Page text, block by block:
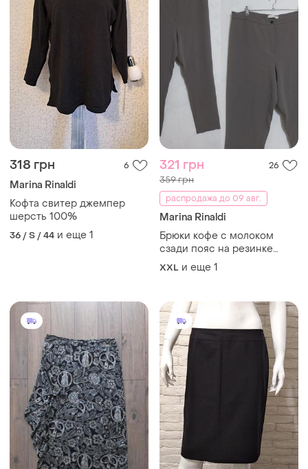
318 грн 6
Marina Rinaldi
Кофта свитер джемпер
шерсть 100%
36 / S / 44 и еще 1
321 грн 26
359 грн
распродажа до 09 авг.
Marina Rinaldi
Брюки кофе с молоком
сзади пояс на резинке
marina rinaldi
XXL и еще 1